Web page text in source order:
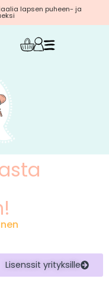
lapsen puheen- ja
Lisenssit yrityksille